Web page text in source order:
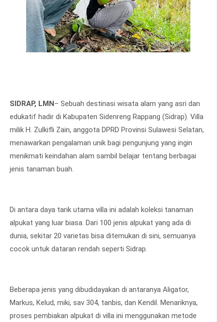
SIDRAP, LMN– Sebuah destinasi wisata alam yang asri dan
edukatif hadir di Kabupaten Sidenreng Rappang (Sidrap). Villa
milik H. Zulkifli Zain, anggota DPRD Provinsi Sulawesi Selatan,
menawarkan pengalaman unik bagi pengunjung yang ingin
menikmati keindahan alam sambil belajar tentang berbagai
jenis tanaman buah.
Di antara daya tarik utama villa ini adalah koleksi tanaman
alpukat yang luar biasa. Dari 100 jenis alpukat yang ada di
dunia, sekitar 20 varietas bisa ditemukan di sini, semuanya
cocok untuk dataran rendah seperti Sidrap.
Beberapa jenis yang dibudidayakan di antaranya Aligator,
Markus, Kelud, miki, sav 304, tanbis, dan Kendil. Menariknya,
proses pembiakan alpukat di villa ini menggunakan metode